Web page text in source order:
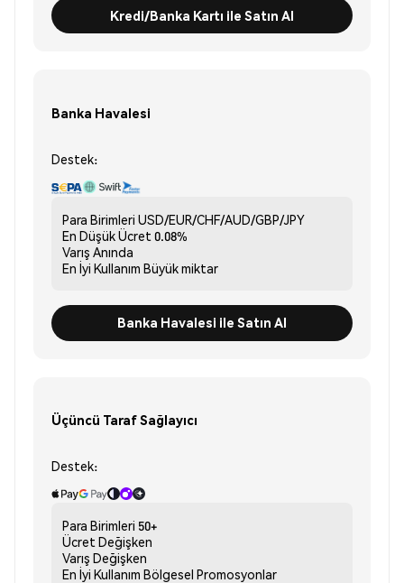
Kredi/Banka Kartı ile Satın Al
Banka Havalesi
Destek:
Para Birimleri USD/EUR/CHF/AUD/GBP/JPY
En Düşük Ücret 0.08%
Varış Anında
En İyi Kullanım Büyük miktar
Banka Havalesi ile Satın Al
Üçüncü Taraf Sağlayıcı
Destek:
Para Birimleri 50+
Ücret Değişken
Varış Değişken
En İyi Kullanım Bölgesel Promosyonlar